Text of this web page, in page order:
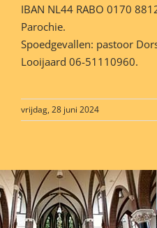
IBAN NL44 RABO 0170
Parochie.
Spoedgevallen: pastoor
Looijaard 06-51110960.
vrijdag, 28 juni 2024